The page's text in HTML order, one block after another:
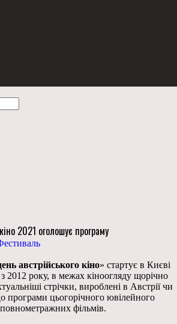
2021 оголошує програму
австрійського кіно» стартує в Києві
року, в межах кіноогляду щорічно
стрічки, вироблені в Австрії чи
програми цьогорічного ювілейного
фільмів.